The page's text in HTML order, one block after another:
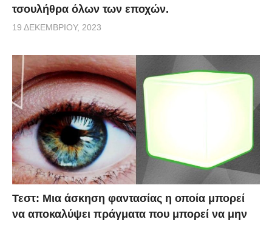
τσουλήθρα όλων των εποχών.
19 ΔΕΚΕΜΒΡΊΟΥ, 2023
Τεστ: Μια άσκηση φαντασίας η οποία μπορεί
να αποκαλύψει πράγματα που μπορεί να μην